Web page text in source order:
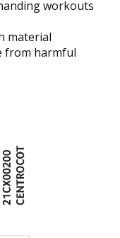
workouts
material
from harmful